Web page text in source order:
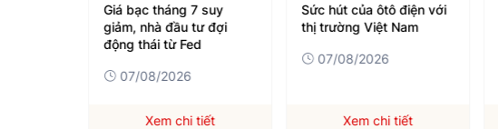
Giá bạc tháng 7 suy
giảm, nhà đầu tư đợi
động thái từ Fed
07/08/2026
Xem chi tiết
Sức hút của ôtô điện với
thị trường Việt Nam
07/08/2026
Xem chi tiết